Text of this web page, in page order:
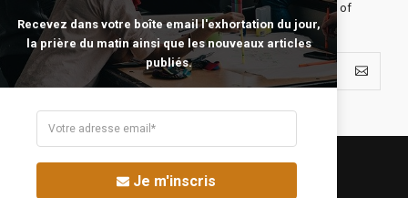
seeing with new eyes. All journeys have secret destinations of
which the traveler is unaware.
Recevez dans votre boîte email l'exhortation du jour,
la prière du matin ainsi que les nouveaux articles
publiés.
Je m'inscris